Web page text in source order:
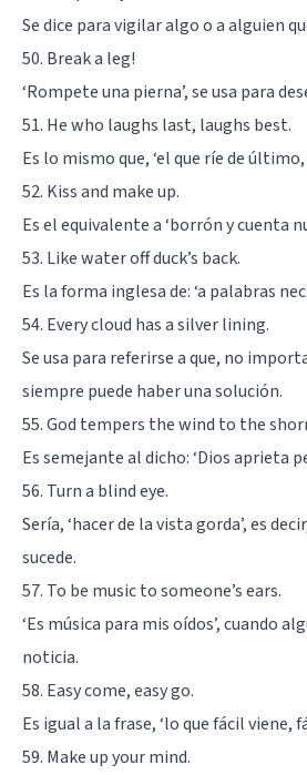
Se dice para vigilar algo o a alguien
50. Break a leg!
‘Rompete una pierna’, se usa para
51. He who laughs last, laughs best.
Es lo mismo que, ‘el que ríe de último,
52. Kiss and make up.
Es el equivalente a ‘borrón y cuenta
53. Like water off duck’s back.
Es la forma inglesa de: ‘a palabras
54. Every cloud has a silver lining.
Se usa para referirse a que, no
siempre puede haber una solución.
55. God tempers the wind to the
Es semejante al dicho: ‘Dios aprieta
56. Turn a blind eye.
Sería, ‘hacer de la vista gorda’, es
sucede.
57. To be music to someone’s ears.
‘Es música para mis oídos’, cuando
noticia.
58. Easy come, easy go.
Es igual a la frase, ‘lo que fácil viene,
59. Make up your mind.